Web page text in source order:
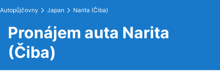
Autopůjčovny Japan Narita (Čiba)
Pronájem auta Narita
(Čiba)